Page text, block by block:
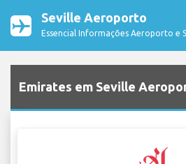
Seville Aeroporto
Essencial Informações Aeroporto e
Emirates em Seville